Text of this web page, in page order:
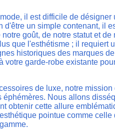
il est difficile de désigner
d'être un simple contenant, il
goût, de notre statut et
que l'esthétisme ; il requiert
historiques des marques
votre garde-robe existante
de luxe, notre
Nous allons
obtenir cette allure
pointue comme